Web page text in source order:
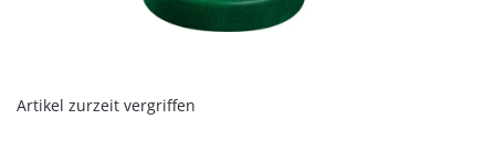
Artikel zurzeit vergriffen